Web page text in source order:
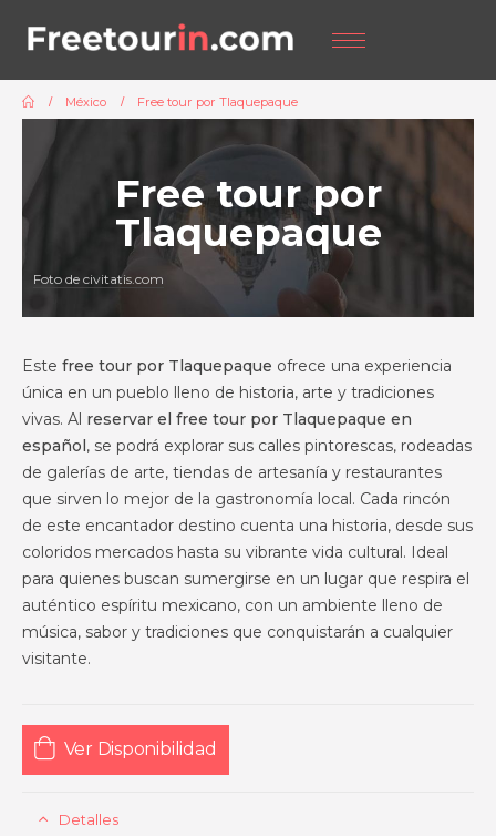
México Free tour por Tlaquepaque
Free tour por
Tlaquepaque
Foto de civitatis.com
Este free tour por Tlaquepaque ofrece una experiencia
única en un pueblo lleno de historia, arte y tradiciones
vivas. Al reservar el free tour por Tlaquepaque en
español, se podrá explorar sus calles pintorescas, rodeadas
de galerías de arte, tiendas de artesanía y restaurantes
que sirven lo mejor de la gastronomía local. Cada rincón
de este encantador destino cuenta una historia, desde sus
coloridos mercados hasta su vibrante vida cultural. Ideal
para quienes buscan sumergirse en un lugar que respira el
auténtico espíritu mexicano, con un ambiente lleno de
música, sabor y tradiciones que conquistarán a cualquier
visitante.
Ver Disponibilidad
Detalles